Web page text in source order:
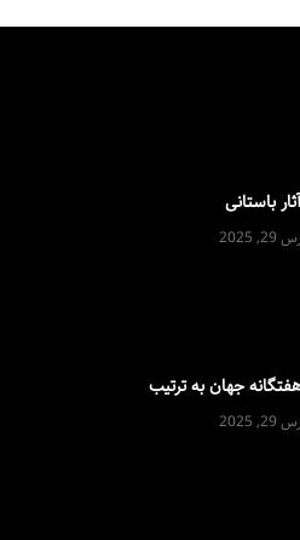
باستانی
2025
جهان به ترتیب
2025